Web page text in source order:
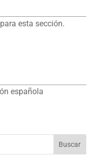
esta sección.
española